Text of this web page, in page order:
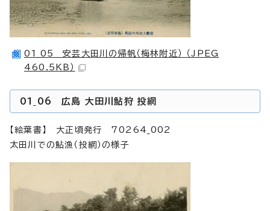
01_05 安芸大田川の帰帆（梅林附近） （JPEG
460.5KB）
01_06 広島 大田川鮎狩 投網
【絵葉書】 大正頃発行 70264_002
太田川での鮎漁（投網）の様子